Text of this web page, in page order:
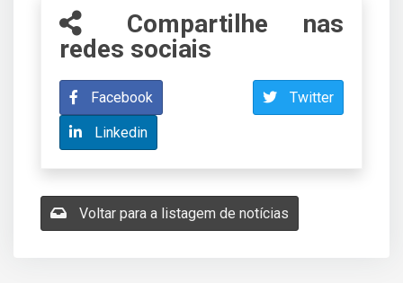
Compartilhe nas
redes sociais
Facebook Twitter
Linkedin
Voltar para a listagem de notícias